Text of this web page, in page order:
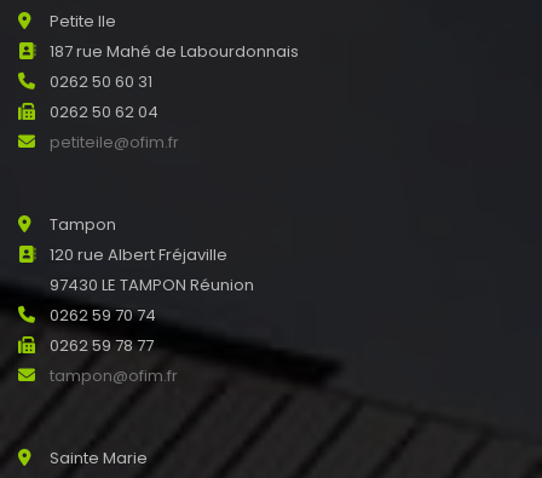
Petite Ile
187 rue Mahé de Labourdonnais
0262 50 60 31
0262 50 62 04
petiteile@ofim.fr
Tampon
120 rue Albert Fréjaville
97430 LE TAMPON Réunion
0262 59 70 74
0262 59 78 77
tampon@ofim.fr
Sainte Marie